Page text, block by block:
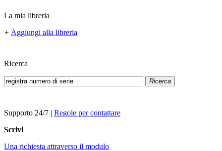
La mia libreria
+ Aggiungi alla libreria
Ricerca
Ricerca
Supporto 24/7 | Regole per contattare
Scrivi
Una richiesta attraverso il modulo